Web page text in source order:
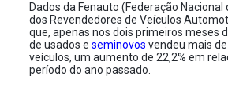
Dados da Fenauto (Federação Nacional
dos Revendedores de Veículos
que, apenas nos dois primeiros meses
de usados eseminovos vendeu mais
veículos, um aumento de 22,2% em
período do ano passado.